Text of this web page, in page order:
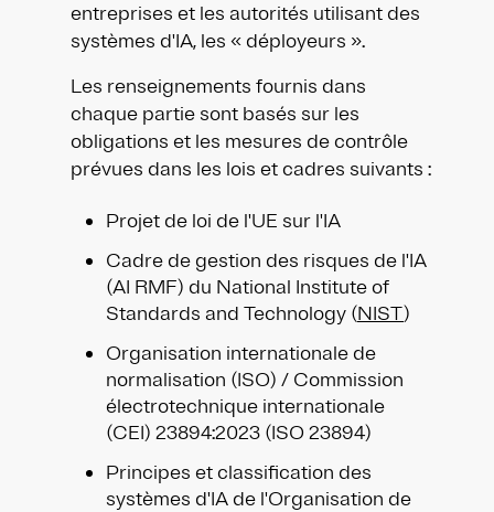
entreprises et les autorités utilisant des
systèmes d'IA, les « déployeurs ».
Les renseignements fournis dans
chaque partie sont basés sur les
obligations et les mesures de contrôle
prévues dans les lois et cadres suivants :
Projet de loi de l'UE sur l'IA
Cadre de gestion des risques de l'IA
(AI RMF) du National Institute of
Standards and Technology (NIST)
Organisation internationale de
normalisation (ISO) / Commission
électrotechnique internationale
(CEI) 23894:2023 (ISO 23894)
Principes et classification des
systèmes d'IA de l'Organisation de